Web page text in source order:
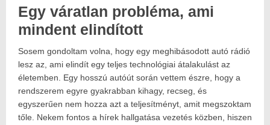
Posted
on:
2025.01.17.2025.01.31.
Author:
Egy váratlan probléma, ami
mindent elindított
Sosem gondoltam volna, hogy egy meghibásodott autó rádió
lesz az, ami elindít egy teljes technológiai átalakulást az
életemben. Egy hosszú autóút során vettem észre, hogy a
rendszerem egyre gyakrabban kihagy, recseg, és
egyszerűen nem hozza azt a teljesítményt, amit megszoktam
tőle. Nekem fontos a hírek hallgatása vezetés közben, hiszen